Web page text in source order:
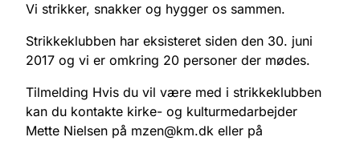
Vi strikker, snakker og hygger os sammen.
Strikkeklubben har eksisteret siden den 30. juni
2017 og vi er omkring 20 personer der mødes.
Tilmelding Hvis du vil være med i strikkeklubben
kan du kontakte kirke- og kulturmedarbejder
Mette Nielsen på mzen@km.dk eller på